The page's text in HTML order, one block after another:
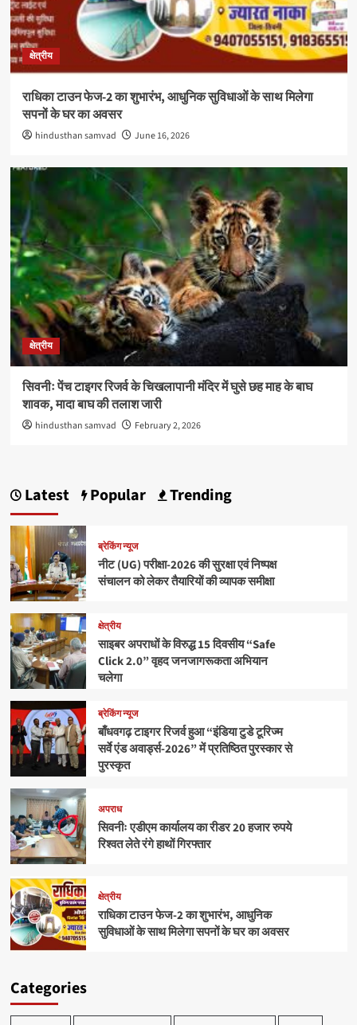
क्षेत्रीय
राधिका टाउन फेज-2 का शुभारंभ, आधुनिक सुविधाओं के साथ मिलेगा
सपनों के घर का अवसर
hindusthan samvad June 16, 2026
क्षेत्रीय
सिवनीः पेंच टाइगर रिजर्व के चिखलापानी मंदिर में घुसे छह माह के बाघ
शावक, मादा बाघ की तलाश जारी
hindusthan samvad February 2, 2026
Latest Popular Trending
ब्रेकिंग न्यूज
नीट (UG) परीक्षा-2026 की सुरक्षा एवं निष्पक्ष
संचालन को लेकर तैयारियों की व्यापक समीक्षा
क्षेत्रीय
साइबर अपराधों के विरुद्ध 15 दिवसीय “Safe
Click 2.0” वृहद जनजागरूकता अभियान
चलेगा
ब्रेकिंग न्यूज
बाँधवगढ़ टाइगर रिजर्व हुआ “इंडिया टुडे टूरिज्म
सर्वे एंड अवार्ड्स-2026” में प्रतिष्ठित पुरस्कार से
पुरस्कृत
अपराध
सिवनीः एडीएम कार्यालय का रीडर 20 हजार रुपये
रिश्वत लेते रंगे हाथों गिरफ्तार
क्षेत्रीय
राधिका टाउन फेज-2 का शुभारंभ, आधुनिक
सुविधाओं के साथ मिलेगा सपनों के घर का अवसर
Categories